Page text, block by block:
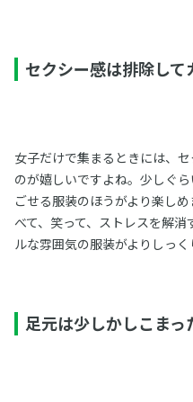
セクシー感は排除して
女子だけで集まるときには、
のが嬉しいですよね。少しぐ
ごせる服装のほうがより楽し
べて、笑って、ストレスを解
ルな雰囲気の服装がよりしっく
足元は少しかしこま